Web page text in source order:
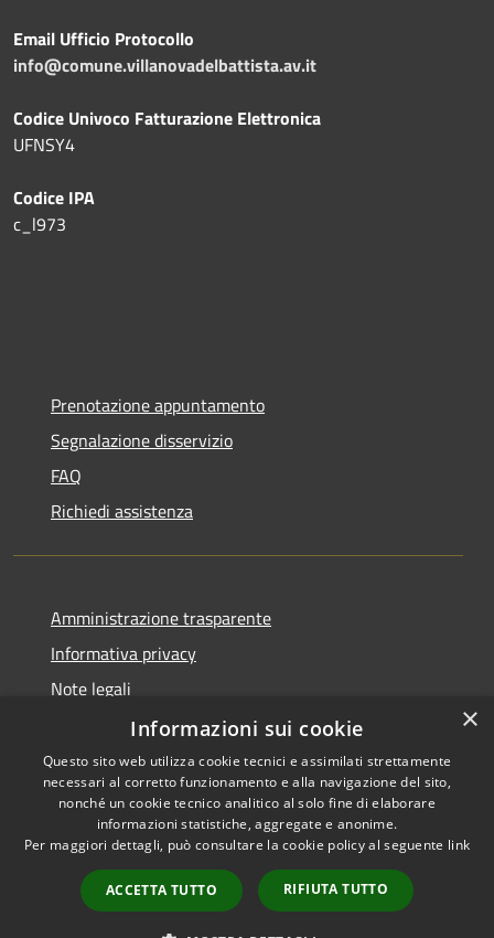
Email Ufficio Protocollo
info@comune.villanovadelbattista.av.it
Codice Univoco Fatturazione Elettronica
UFNSY4
Codice IPA
c_l973
Prenotazione appuntamento
Segnalazione disservizio
FAQ
Richiedi assistenza
Amministrazione trasparente
Informativa privacy
Note legali
Dichiarazione di accessibilità
RSS
Accessibilità
Copyright © 2026 • Comune di
Villanova del Battista •
Powered byMunicipium
Accesso redazione
×
Informazioni sui cookie
Questo sito web utilizza cookie tecnici e assimilati strettamente
necessari al corretto funzionamento e alla navigazione del sito,
nonché un cookie tecnico analitico al solo fine di elaborare
informazioni statistiche, aggregate e anonime.
Per maggiori dettagli, può consultare la cookie policy al seguente link
ACCETTA TUTTO RIFIUTA TUTTO